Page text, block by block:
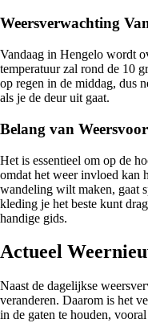
Weersverwachting
Vandaag in Hengelo wordt
temperatuur zal rond de 10
op regen in de middag, dus
als je de deur uit gaat.
Belang van
Het is essentieel om op de
omdat het weer invloed kan
wandeling wilt maken, gaat
kleding je het beste kunt
handige gids.
Actueel
Naast de dagelijkse
veranderen. Daarom is het
in de gaten te houden,